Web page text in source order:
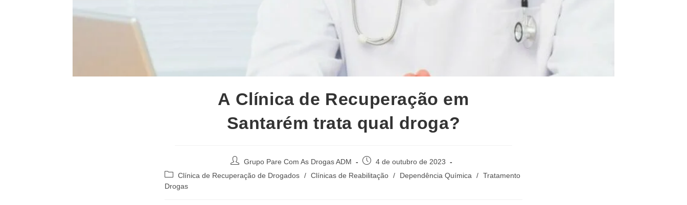
A Clínica de Recuperação em
Santarém trata qual droga?
Autor
post:
Grupo Pare Com As Drogas ADM
Post
publicado:
4 de outubro de 2023
Categoria
do
Clínica de Recuperação de Drogados / Clínicas de Reabilitação / Dependência Química / Tratamento
Drogas